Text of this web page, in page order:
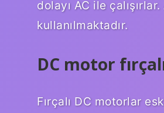
dolayı AC ile
kullanılmaktadır.
DC motor
Fırçalı DC motorlar